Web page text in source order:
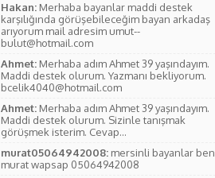
Hakan: Merhaba bayanlar maddi destek
karşılığında görüşebileceğim bayan arkadaş
arıyorum mail adresim umut--
bulut@hotmail.com
Ahmet: Merhaba adım Ahmet 39 yaşındayım.
Maddi destek olurum. Yazmanı bekliyorum.
bcelik4040@hotmail.com
Ahmet: Merhaba adım Ahmet 39 yaşındayım.
Maddi destek olurum. Sizinle tanışmak
görüşmek isterim. Cevap...
murat05064942008: mersinli bayanlar ben
murat wapsap 05064942008